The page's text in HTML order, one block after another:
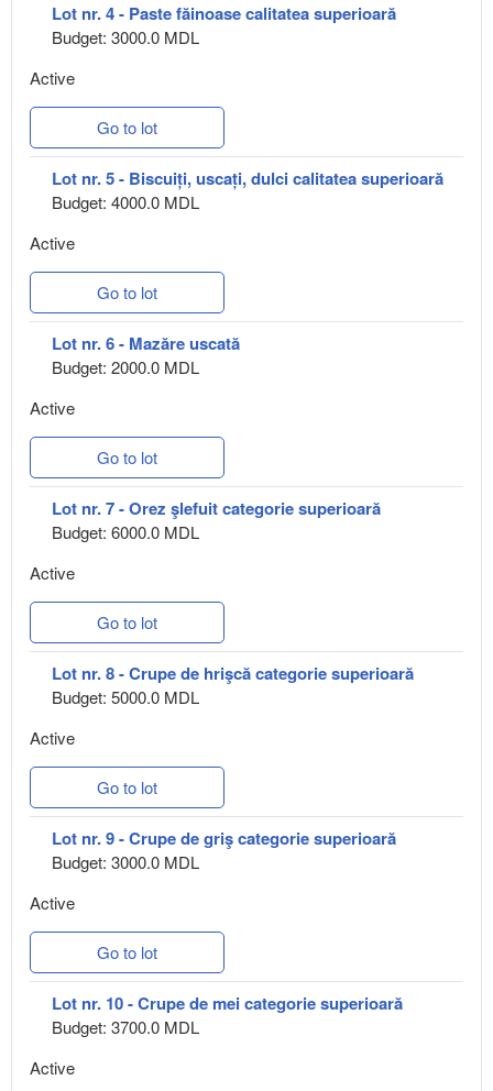
Lot nr. 4 - Paste făinoase calitatea superioară
Budget: 3000.0 MDL
Active
Go to lot
Lot nr. 5 - Biscuiți, uscați, dulci calitatea superioară
Budget: 4000.0 MDL
Active
Go to lot
Lot nr. 6 - Mazăre uscată
Budget: 2000.0 MDL
Active
Go to lot
Lot nr. 7 - Orez şlefuit categorie superioară
Budget: 6000.0 MDL
Active
Go to lot
Lot nr. 8 - Crupe de hrişcă categorie superioară
Budget: 5000.0 MDL
Active
Go to lot
Lot nr. 9 - Crupe de griş categorie superioară
Budget: 3000.0 MDL
Active
Go to lot
Lot nr. 10 - Crupe de mei categorie superioară
Budget: 3700.0 MDL
Active